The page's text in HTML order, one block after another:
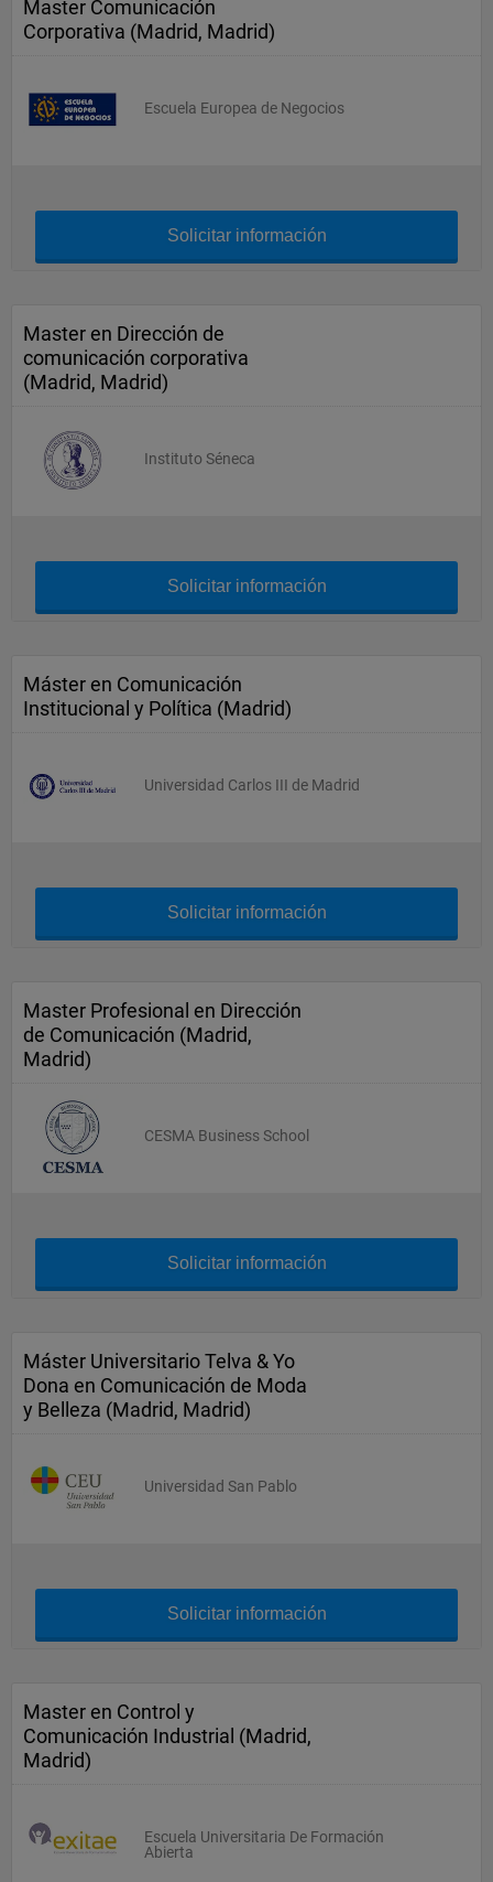
Master Comunicación
Corporativa (Madrid, Madrid)
Escuela Europea de Negocios
Solicitar información
Master en Dirección de
comunicación corporativa
(Madrid, Madrid)
Instituto Séneca
Solicitar información
Máster en Comunicación
Institucional y Política (Madrid)
Universidad Carlos III de Madrid
Solicitar información
Master Profesional en Dirección
de Comunicación (Madrid,
Madrid)
CESMA Business School
Solicitar información
Máster Universitario Telva & Yo
Dona en Comunicación de Moda
y Belleza (Madrid, Madrid)
Universidad San Pablo
Solicitar información
Master en Control y
Comunicación Industrial (Madrid,
Madrid)
Escuela Universitaria De Formación
Abierta